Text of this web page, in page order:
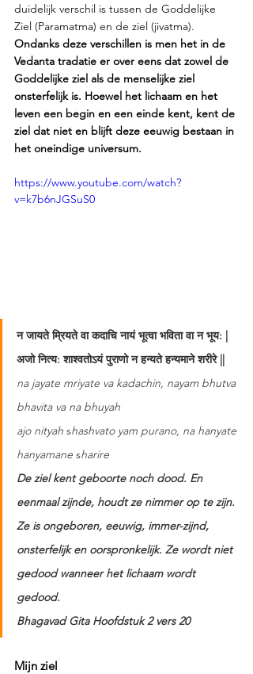
duidelijk verschil is tussen de Goddelijke
Ziel (Paramatma) en de ziel (jivatma).
Ondanks deze verschillen is men het in de
Vedanta tradatie er over eens dat zowel de
Goddelijke ziel als de menselijke ziel
onsterfelijk is. Hoewel het lichaam en het
leven een begin en een einde kent, kent de
ziel dat niet en blijft deze eeuwig bestaan in
het oneindige universum.
https://www.youtube.com/watch?
v=k7b6nJGSuS0
न जायते म्रियते वा कदाचि नायं भूत्वा भविता वा न भूय: |
अजो नित्य: शाश्वतोऽयं पुराणो न हन्यते हन्यमाने शरीरे ||
na jayate mriyate va kadachin, nayam bhutva
bhavita va na bhuyah
ajo nityah shashvato yam purano, na hanyate
hanyamane sharire
De ziel kent geboorte noch dood. En
eenmaal zijnde, houdt ze nimmer op te zijn.
Ze is ongeboren, eeuwig, immer-zijnd,
onsterfelijk en oorspronkelijk. Ze wordt niet
gedood wanneer het lichaam wordt
gedood.
Bhagavad Gita Hoofdstuk 2 vers 20
Mijn ziel